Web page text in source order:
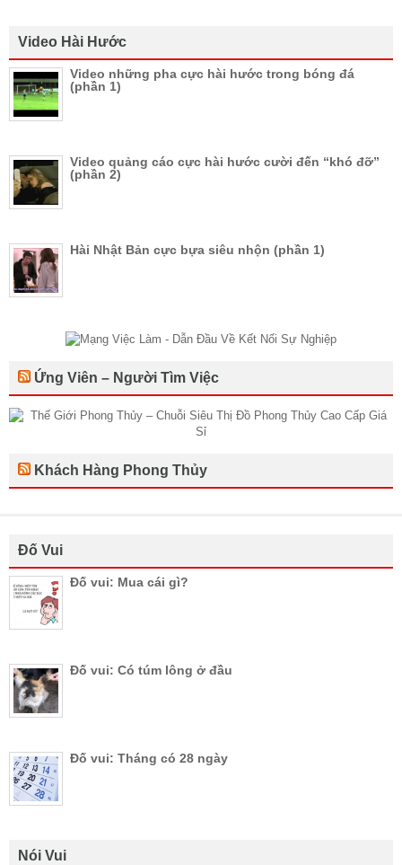
Video Hài Hước
Video những pha cực hài hước trong bóng đá
(phần 1)
Video quảng cáo cực hài hước cười đến “khó đỡ”
(phần 2)
Hài Nhật Bản cực bựa siêu nhộn (phần 1)
Ứng Viên – Người Tìm Việc
Khách Hàng Phong Thủy
Đố Vui
Đố vui: Mua cái gì?
Đố vui: Có túm lông ở đầu
Đố vui: Tháng có 28 ngày
Nói Vui